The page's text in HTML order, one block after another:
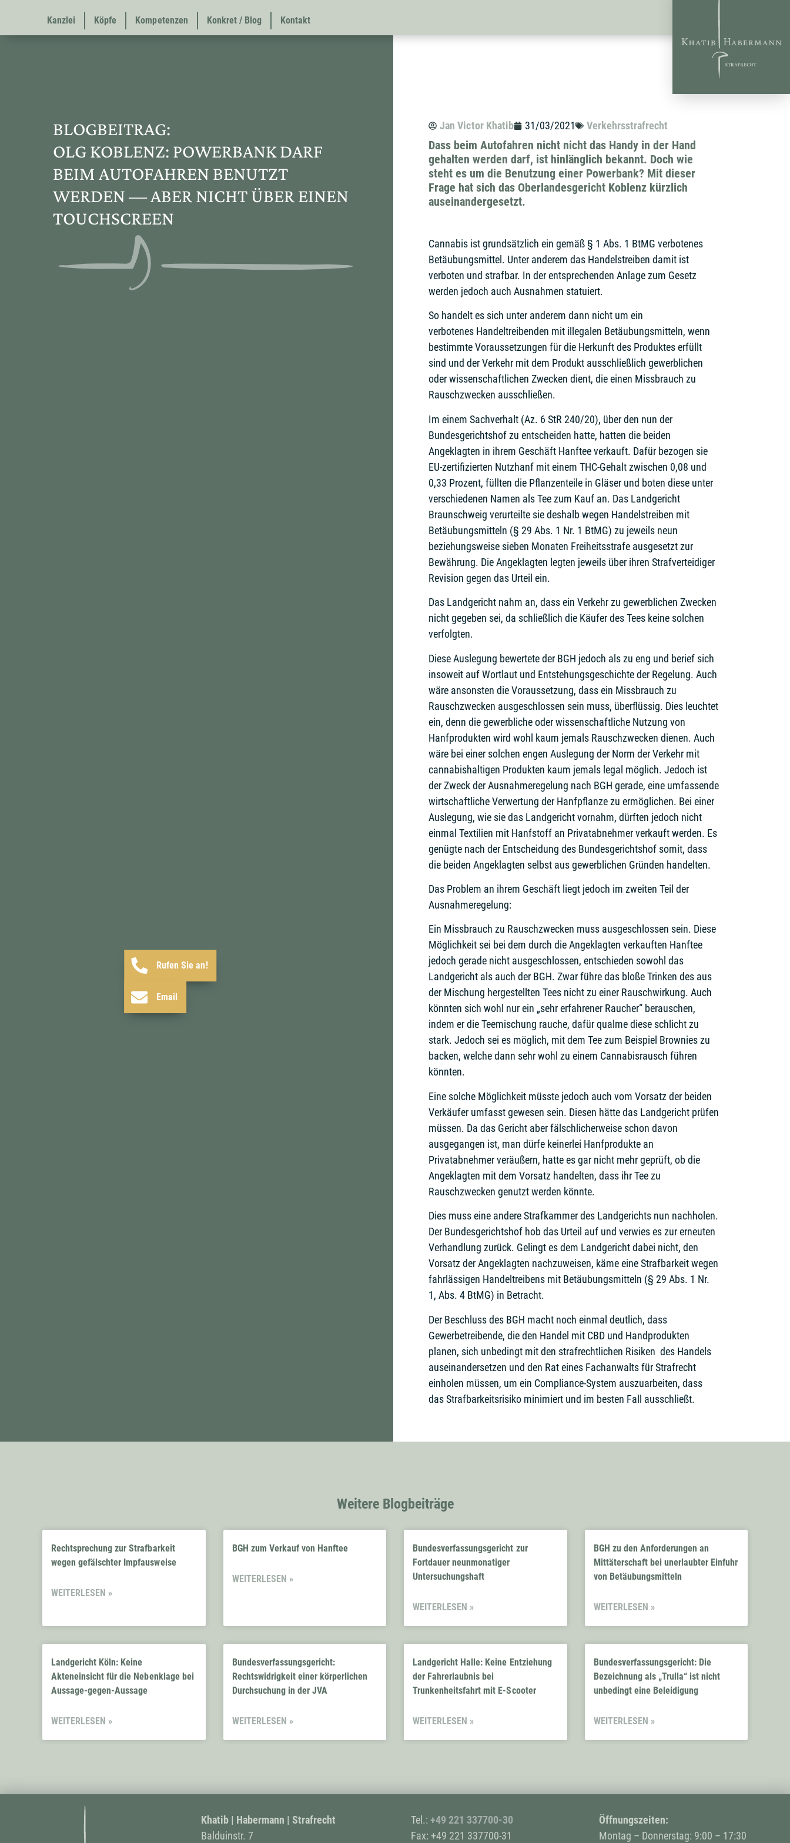
Kanzlei Köpfe Kompetenzen Konkret / Blog Kontakt
BLOGBEITRAG:
OLG KOBLENZ: POWERBANK DARF
BEIM AUTOFAHREN BENUTZT
WERDEN — ABER NICHT ÜBER EINEN
TOUCHSCREEN
Jan Victor Khatib 31/03/2021 Verkehrsstrafrecht
Dass beim Autofahren nicht nicht das Handy in der Hand
gehalten werden darf, ist hinlänglich bekannt. Doch wie
steht es um die Benutzung einer Powerbank? Mit dieser
Frage hat sich das Oberlandesgericht Koblenz kürzlich
auseinandergesetzt.
Cannabis ist grundsätzlich ein gemäß § 1 Abs. 1 BtMG verbotenes
Betäubungsmittel. Unter anderem das Handelstreiben damit ist
verboten und strafbar. In der entsprechenden Anlage zum Gesetz
werden jedoch auch Ausnahmen statuiert.
So handelt es sich unter anderem dann nicht um ein
verbotenes Handeltreibenden mit illegalen Betäubungsmitteln, wenn
bestimmte Voraussetzungen für die Herkunft des Produktes erfüllt
sind und der Verkehr mit dem Produkt ausschließlich gewerblichen
oder wissenschaftlichen Zwecken dient, die einen Missbrauch zu
Rauschzwecken ausschließen.
Im einem Sachverhalt (Az. 6 StR 240/20), über den nun der
Bundesgerichtshof zu entscheiden hatte, hatten die beiden
Angeklagten in ihrem Geschäft Hanftee verkauft. Dafür bezogen sie
EU-zertifizierten Nutzhanf mit einem THC-Gehalt zwischen 0,08 und
0,33 Prozent, füllten die Pflanzenteile in Gläser und boten diese unter
verschiedenen Namen als Tee zum Kauf an. Das Landgericht
Braunschweig verurteilte sie deshalb wegen Handelstreiben mit
Betäubungsmitteln (§ 29 Abs. 1 Nr. 1 BtMG) zu jeweils neun
beziehungsweise sieben Monaten Freiheitsstrafe ausgesetzt zur
Bewährung. Die Angeklagten legten jeweils über ihren Strafverteidiger
Revision gegen das Urteil ein.
Das Landgericht nahm an, dass ein Verkehr zu gewerblichen Zwecken
nicht gegeben sei, da schließlich die Käufer des Tees keine solchen
verfolgten.
Diese Auslegung bewertete der BGH jedoch als zu eng und berief sich
insoweit auf Wortlaut und Entstehungsgeschichte der Regelung. Auch
wäre ansonsten die Voraussetzung, dass ein Missbrauch zu
Rauschzwecken ausgeschlossen sein muss, überflüssig. Dies leuchtet
ein, denn die gewerbliche oder wissenschaftliche Nutzung von
Hanfprodukten wird wohl kaum jemals Rauschzwecken dienen. Auch
wäre bei einer solchen engen Auslegung der Norm der Verkehr mit
cannabishaltigen Produkten kaum jemals legal möglich. Jedoch ist
der Zweck der Ausnahmeregelung nach BGH gerade, eine umfassende
wirtschaftliche Verwertung der Hanfpflanze zu ermöglichen. Bei einer
Auslegung, wie sie das Landgericht vornahm, dürften jedoch nicht
einmal Textilien mit Hanfstoff an Privatabnehmer verkauft werden. Es
genügte nach der Entscheidung des Bundesgerichtshof somit, dass
die beiden Angeklagten selbst aus gewerblichen Gründen handelten.
Das Problem an ihrem Geschäft liegt jedoch im zweiten Teil der
Ausnahmeregelung:
Ein Missbrauch zu Rauschzwecken muss ausgeschlossen sein. Diese
Möglichkeit sei bei dem durch die Angeklagten verkauften Hanftee
jedoch gerade nicht ausgeschlossen, entschieden sowohl das
Landgericht als auch der BGH. Zwar führe das bloße Trinken des aus
der Mischung hergestellten Tees nicht zu einer Rauschwirkung. Auch
könnten sich wohl nur ein „sehr erfahrener Raucher“ berauschen,
indem er die Teemischung rauche, dafür qualme diese schlicht zu
stark. Jedoch sei es möglich, mit dem Tee zum Beispiel Brownies zu
backen, welche dann sehr wohl zu einem Cannabisrausch führen
könnten.
Eine solche Möglichkeit müsste jedoch auch vom Vorsatz der beiden
Verkäufer umfasst gewesen sein. Diesen hätte das Landgericht prüfen
müssen. Da das Gericht aber fälschlicherweise schon davon
ausgegangen ist, man dürfe keinerlei Hanfprodukte an
Privatabnehmer veräußern, hatte es gar nicht mehr geprüft, ob die
Angeklagten mit dem Vorsatz handelten, dass ihr Tee zu
Rauschzwecken genutzt werden könnte.
Dies muss eine andere Strafkammer des Landgerichts nun nachholen.
Der Bundesgerichtshof hob das Urteil auf und verwies es zur erneuten
Verhandlung zurück. Gelingt es dem Landgericht dabei nicht, den
Vorsatz der Angeklagten nachzuweisen, käme eine Strafbarkeit wegen
fahrlässigen Handeltreibens mit Betäubungsmitteln (§ 29 Abs. 1 Nr.
1, Abs. 4 BtMG) in Betracht.
Der Beschluss des BGH macht noch einmal deutlich, dass
Gewerbetreibende, die den Handel mit CBD und Handprodukten
planen, sich unbedingt mit den strafrechtlichen Risiken des Handels
auseinandersetzen und den Rat eines Fachanwalts für Strafrecht
einholen müssen, um ein Compliance-System auszuarbeiten, dass
das Strafbarkeitsrisiko minimiert und im besten Fall ausschließt.
Weitere Blogbeiträge
Rechtsprechung zur Strafbarkeit
wegen gefälschter Impfausweise
WEITERLESEN »
BGH zum Verkauf von Hanftee
WEITERLESEN »
Bundesverfassungsgericht zur
Fortdauer neunmonatiger
Untersuchungshaft
WEITERLESEN »
BGH zu den Anforderungen an
Mittäterschaft bei unerlaubter Einfuhr
von Betäubungsmitteln
WEITERLESEN »
Landgericht Köln: Keine
Akteneinsicht für die Nebenklage bei
Aussage-gegen-Aussage
WEITERLESEN »
Bundesverfassungsgericht:
Rechtswidrigkeit einer körperlichen
Durchsuchung in der JVA
WEITERLESEN »
Landgericht Halle: Keine Entziehung
der Fahrerlaubnis bei
Trunkenheitsfahrt mit E‑Scooter
WEITERLESEN »
Bundesverfassungsgericht: Die
Bezeichnung als „Trulla“ ist nicht
unbedingt eine Beleidigung
WEITERLESEN »
Khatib | Habermann | Strafrecht
Balduinstr. 7
Tel.: +49 221 337700-30
Fax: +49 221 337700-31
Öffnungszeiten:
Montag – Donnerstag: 9:00 – 17:30
Rufen Sie an!
Email